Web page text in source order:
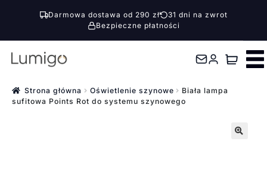
Darmowa dostawa od 290 zł
31 dni na zwrot
Bezpieczne płatności
Przejdź
nawigacji
Przejdź
treści Strona główna Oświetlenie szynowe
Biała lampa
sufitowa Points Rot do systemu szynowego